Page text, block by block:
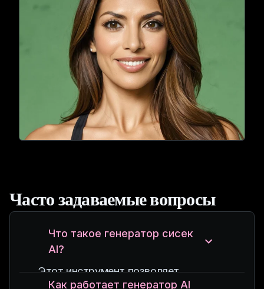
Часто задаваемые вопросы
Что такое генератор сисек
AI?
Этот инструмент позволяет
Как работает генератор AI